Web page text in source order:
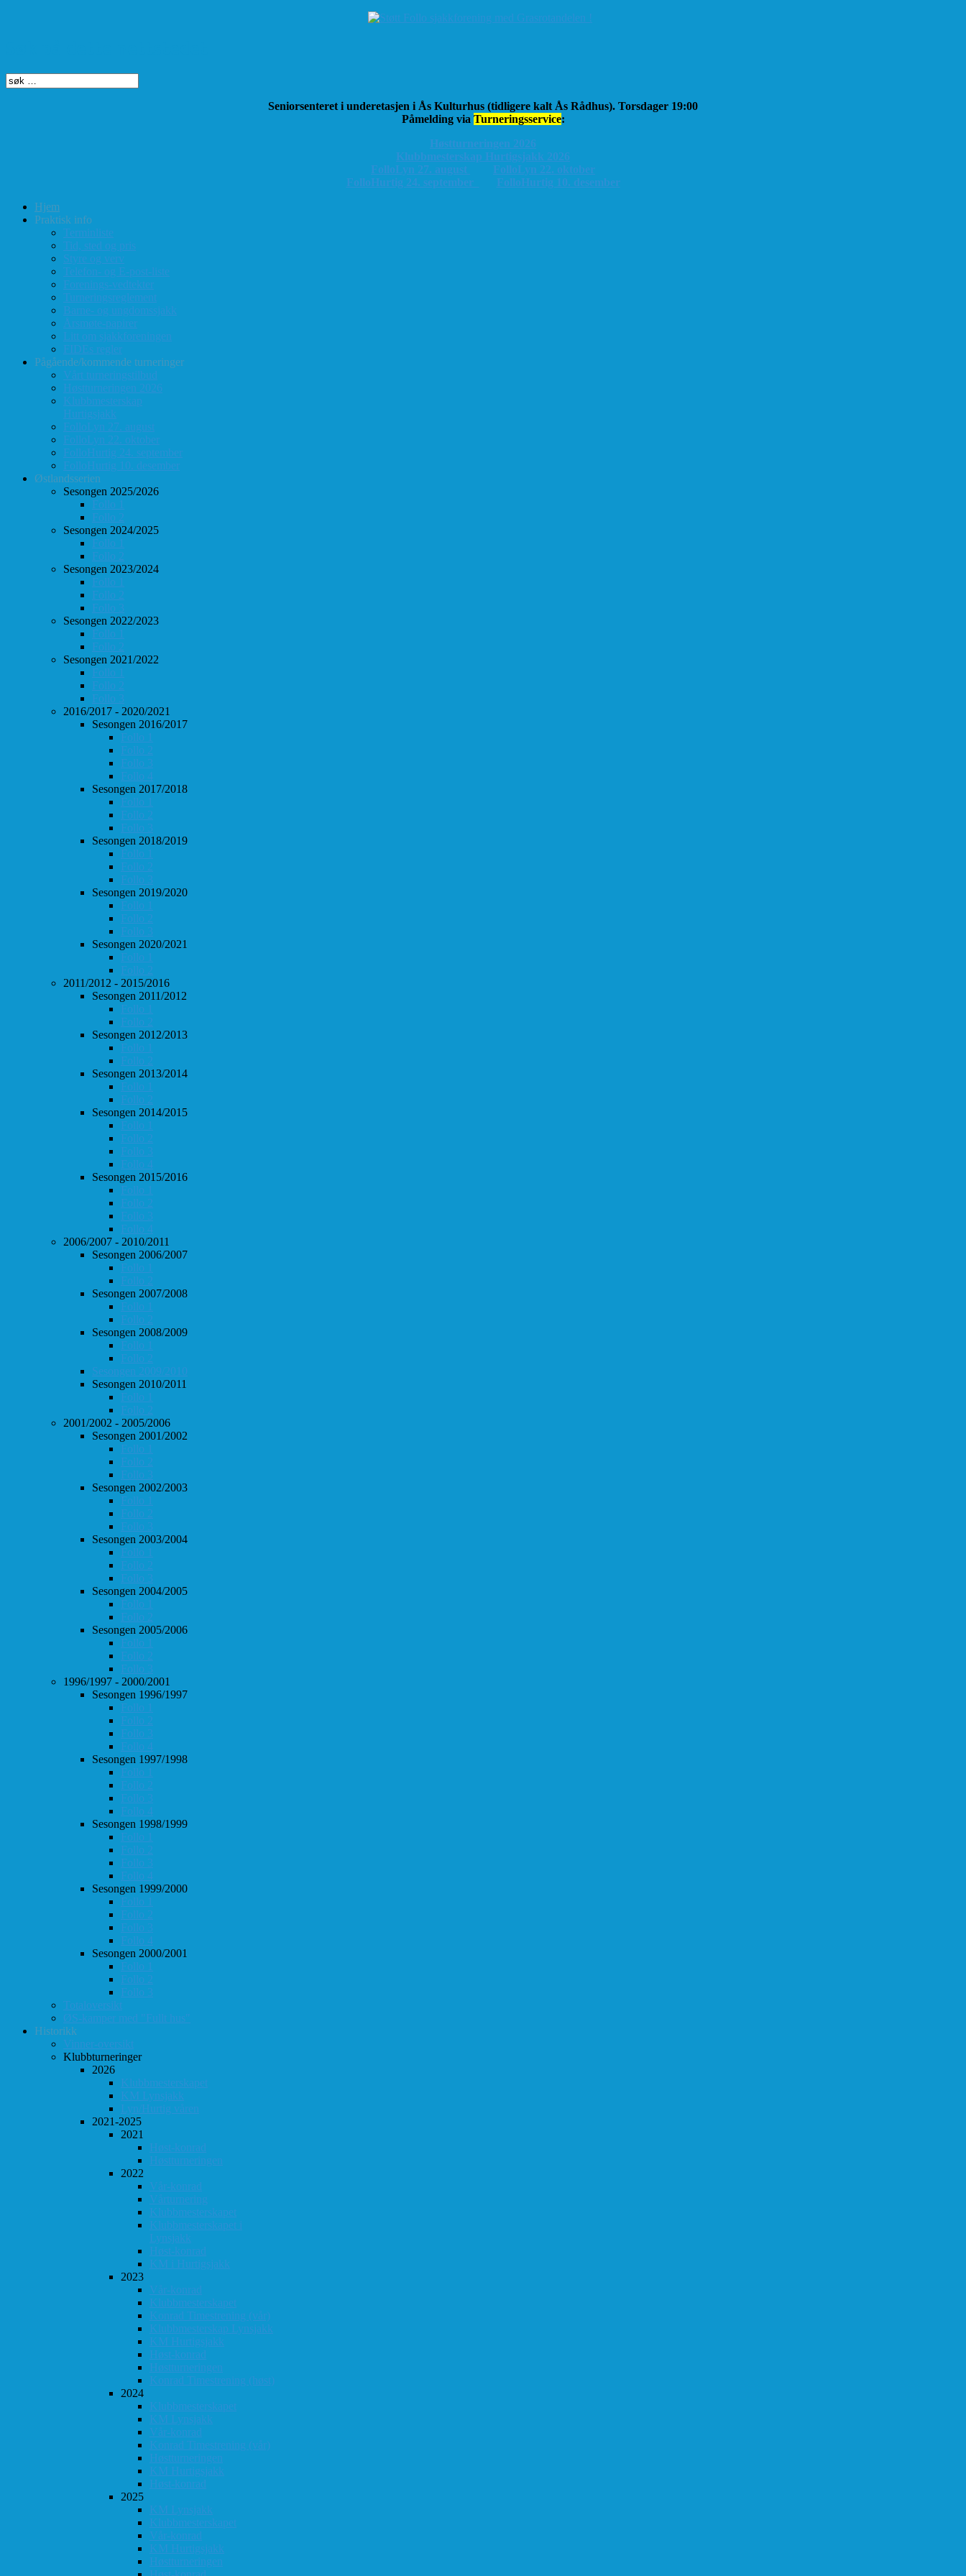
Seniorsenteret i underetasjen i Ås Kulturhus (tidligere kalt Ås Rådhus). Torsdager 19:00
Påmelding via Turneringsservice:
Høstturneringen 2026
Klubbmesterskap Hurtigsjakk 2026
FolloLyn 27. august
FolloLyn 22. oktober
FolloHurtig 24. september
FolloHurtig 10. desember
Hjem
Praktisk info
Terminliste
Tid, sted og pris
Styre og verv
Telefon- og E-post-liste
Forenings-vedtekter
Turneringsreglement
Barne- og ungdomssjakk
Årsmøte-papirer
Litt om sjakkforeningen
FIDEs regler
Pågående/kommende turneringer
Vårt turneringstilbud
Høstturneringen 2026
Klubbmesterskap
Hurtigsjakk
FolloLyn 27. august
FolloLyn 22. oktober
FolloHurtig 24. september
FolloHurtig 10. desember
Østlandsserien
Sesongen 2025/2026
Follo 1
Follo 2
Sesongen 2024/2025
Follo 1
Follo 2
Sesongen 2023/2024
Follo 1
Follo 2
Follo 3
Sesongen 2022/2023
Follo 1
Follo 2
Sesongen 2021/2022
Follo 1
Follo 2
Follo 3
2016/2017 - 2020/2021
Sesongen 2016/2017
Follo 1
Follo 2
Follo 3
Follo 4
Sesongen 2017/2018
Follo 1
Follo 2
Follo 3
Sesongen 2018/2019
Follo 1
Follo 2
Follo 3
Sesongen 2019/2020
Follo 1
Follo 2
Follo 3
Sesongen 2020/2021
Follo 1
Follo 2
2011/2012 - 2015/2016
Sesongen 2011/2012
Follo 1
Follo 2
Sesongen 2012/2013
Follo 1
Follo 2
Sesongen 2013/2014
Follo 1
Follo 2
Sesongen 2014/2015
Follo 1
Follo 2
Follo 3
Follo 4
Sesongen 2015/2016
Follo 1
Follo 2
Follo 3
Follo 4
2006/2007 - 2010/2011
Sesongen 2006/2007
Follo 1
Follo 2
Sesongen 2007/2008
Follo 1
Follo 2
Sesongen 2008/2009
Follo 1
Follo 2
Sesongen 2009/2010
Sesongen 2010/2011
Follo 1
Follo 2
2001/2002 - 2005/2006
Sesongen 2001/2002
Follo 1
Follo 2
Follo 3
Sesongen 2002/2003
Follo 1
Follo 2
Follo 3
Sesongen 2003/2004
Follo 1
Follo 2
Follo 3
Sesongen 2004/2005
Follo 1
Follo 2
Sesongen 2005/2006
Follo 1
Follo 2
Follo 3
1996/1997 - 2000/2001
Sesongen 1996/1997
Follo 1
Follo 2
Follo 3
Follo 4
Sesongen 1997/1998
Follo 1
Follo 2
Follo 3
Follo 4
Sesongen 1998/1999
Follo 1
Follo 2
Follo 3
Follo 4
Sesongen 1999/2000
Follo 1
Follo 2
Follo 3
Follo 4
Sesongen 2000/2001
Follo 1
Follo 2
Follo 3
Totaloversikt
ØS-kamper med "Fullt hus"
Historikk
Vinner-oversikt
Klubbturneringer
2026
Klubbmesterskapet
KM Lynsjakk
Lyn/Hurtig våren
2021-2025
2021
Høst-konrad
Høstturneringen
2022
Vår-konrad
Vårturnering
Klubbmesterskapet
Klubbmesterskapet i
Lynsjakk
Høst-konrad
KM i Hurtigsjakk
2023
Vår-konrad
Klubbmesterskapet
Konrad Timestrening (vår)
Klubbmesterskap Lynsjakk
KM Hurtigsjakk
Høst-konrad
Høstturneringen
Konrad Timestrening (høst)
2024
Klubbmesterskapet
KM Lynsjakk
Vår-konrad
Konrad Timestrening (vår)
Høstturneringen
KM Hurtigsjakk
Høst-konrad
2025
KM Lynsjakk
Klubbmesterskapet
Vår-konrad
KM Hurtigsjakk
Høstturneringen